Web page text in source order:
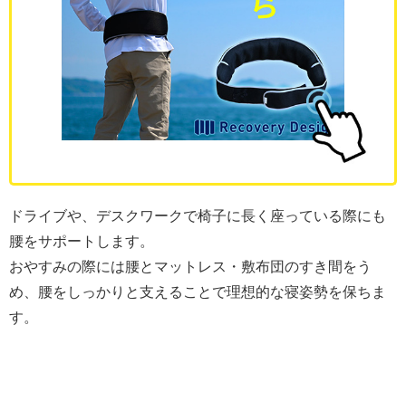
ドライブや、デスクワークで椅子に長く座っている際にも
腰をサポートします。
おやすみの際には腰とマットレス・敷布団のすき間をう
め、腰をしっかりと支えることで理想的な寝姿勢を保ちま
す。